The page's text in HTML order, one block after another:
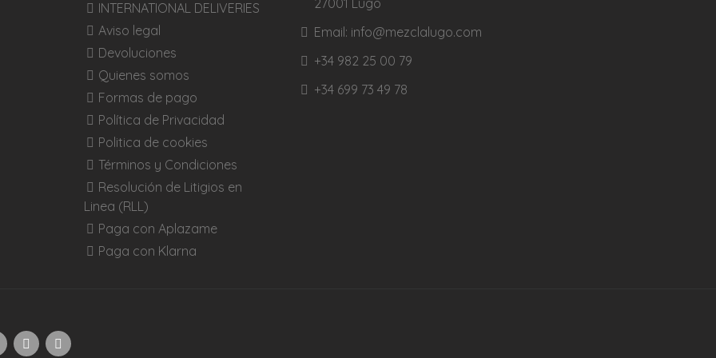
INTERNATIONAL DELIVERIES
Aviso legal
Devoluciones
Quienes somos
Formas de pago
Política de Privacidad
Politica de cookies
Términos y Condiciones
Resolución de Litigios en
Linea (RLL)
Paga con Aplazame
Paga con Klarna
27001 Lugo
Email: info@mezclalugo.com
+34 982 25 00 79
+34 699 73 49 78